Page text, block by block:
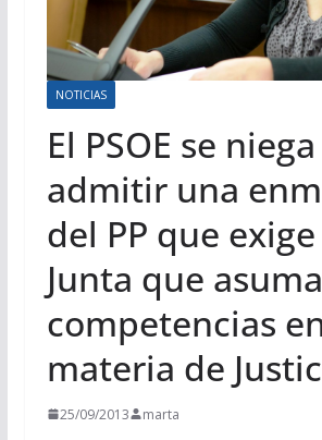
NOTICIAS
El PSOE se
admitir una
del PP que
Junta que
competencias
materia de
25/09/2013 marta